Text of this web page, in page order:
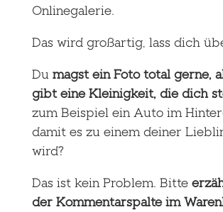
Onlinegalerie.
Das wird großartig, lass dich
Du magst ein Foto total gerne,
gibt eine Kleinigkeit, die dich
zum Beispiel ein Auto im
damit es zu einem deiner
wird?
Das ist kein Problem. Bitte
der Kommentarspalte im